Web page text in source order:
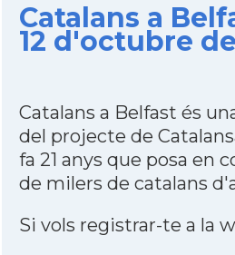
Catalans a
12 d'octubre
Catalans a Belfast és
del projecte de
fa 21 anys que posa en
de milers de catalans
Si vols registrar-te a la